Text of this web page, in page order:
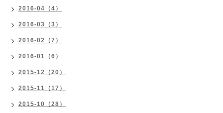
2016-04（4）
2016-03（3）
2016-02（7）
2016-01（6）
2015-12（20）
2015-11（17）
2015-10（28）